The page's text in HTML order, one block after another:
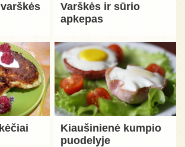
Varškės ir sūrio
apkepas
Kiaušinienė kumpio
puodelyje